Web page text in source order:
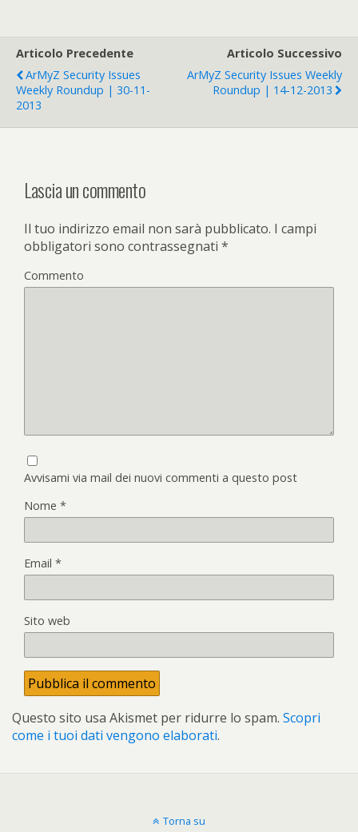
Articolo Precedente
ArMyZ Security Issues
Weekly Roundup | 30-11-
2013
Articolo Successivo
ArMyZ Security Issues Weekly
Roundup | 14-12-2013
Lascia un commento
Il tuo indirizzo email non sarà pubblicato. I campi
obbligatori sono contrassegnati *
Commento
Avvisami via mail dei nuovi commenti a questo post
Nome *
Email *
Sito web
Questo sito usa Akismet per ridurre lo spam. Scopri
come i tuoi dati vengono elaborati.
Torna su